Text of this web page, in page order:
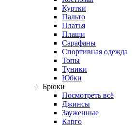
Куртки
Пальто
Платья
Плащи
Сарафаны
Спортивная одежда
Топы
Туники
Юбки
Брюки
Посмотреть всё
Джинсы
Зауженные
Карго